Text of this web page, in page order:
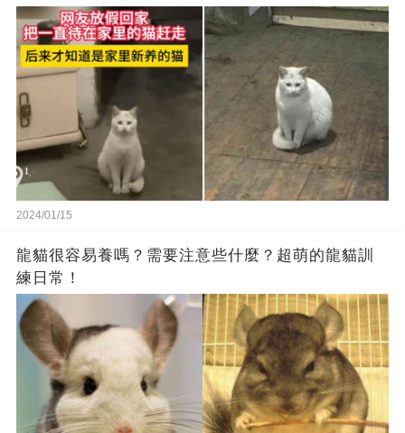
2024/01/15
龍貓很容易養嗎？需要注意些什麼？超萌的龍貓訓
練日常！